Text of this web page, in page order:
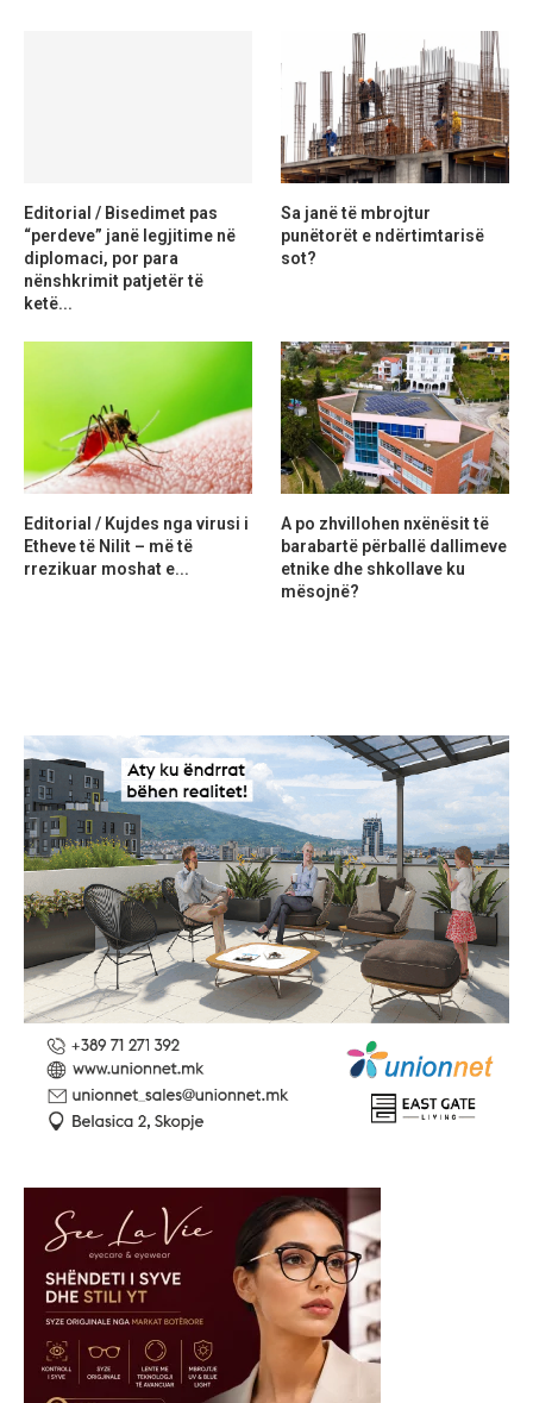
Editorial / Bisedimet pas
“perdeve” janë legjitime në
diplomaci, por para
nënshkrimit patjetër të
ketë...
Sa janë të mbrojtur
punëtorët e ndërtimtarisë
sot?
Editorial / Kujdes nga virusi i
Etheve të Nilit – më të
rrezikuar moshat e...
A po zhvillohen nxënësit të
barabartë përballë dallimeve
etnike dhe shkollave ku
mësojnë?